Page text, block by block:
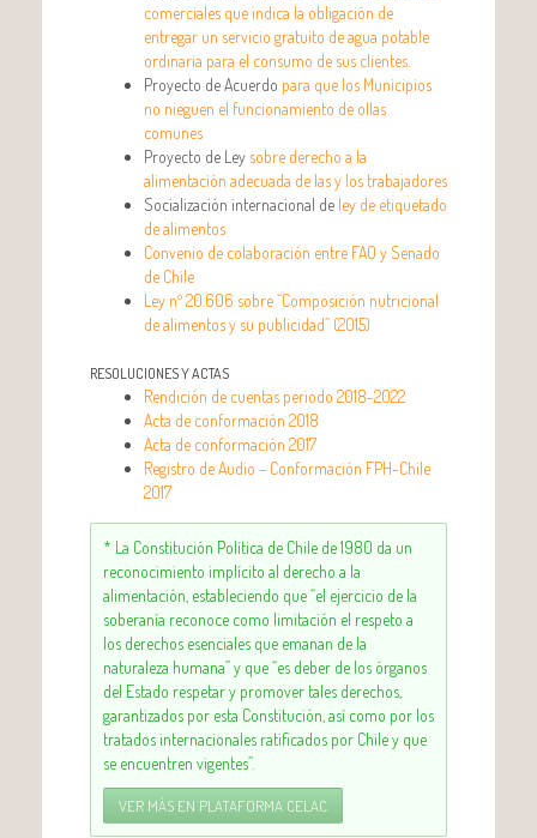
comerciales que indica la obligación de
entregar un servicio gratuito de agua potable
ordinaria para el consumo de sus clientes.
Proyecto de Acuerdo para que los Municipios
no nieguen el funcionamiento de ollas
comunes
Proyecto de Ley sobre derecho a la
alimentación adecuada de las y los trabajadores
Socialización internacional de ley de etiquetado
de alimentos
Convenio de colaboración entre FAO y Senado
de Chile
Ley nº 20.606 sobre “Composición nutricional
de alimentos y su publicidad” (2015)
RESOLUCIONES Y ACTAS
Rendición de cuentas periodo 2018-2022
Acta de conformación 2018
Acta de conformación 2017
Registro de Audio – Conformación FPH-Chile
2017
* La Constitución Política de Chile de 1980 da un
reconocimiento implícito al derecho a la
alimentación, estableciendo que “el ejercicio de la
soberanía reconoce como limitación el respeto a
los derechos esenciales que emanan de la
naturaleza humana” y que “es deber de los órganos
del Estado respetar y promover tales derechos,
garantizados por esta Constitución, así como por los
tratados internacionales ratificados por Chile y que
se encuentren vigentes”.
VER MÁS EN PLATAFORMA CELAC